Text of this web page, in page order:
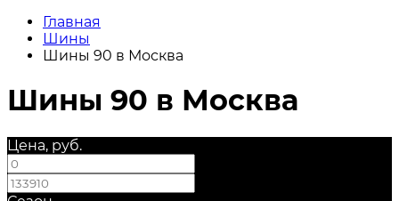
Главная
Шины
Шины 90 в Москва
Шины 90 в Москва
Цена, руб.